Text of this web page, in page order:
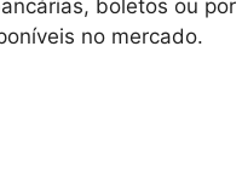
boletos ou
no mercado.